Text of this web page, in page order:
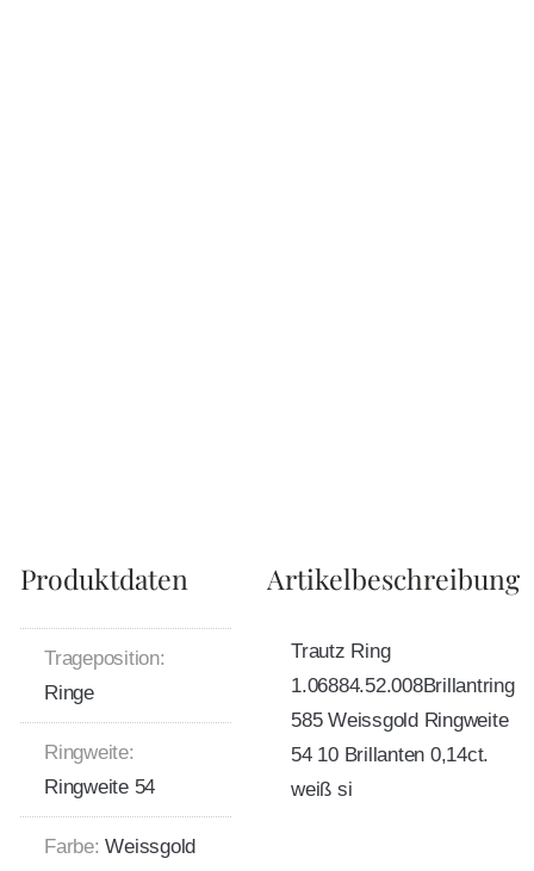
Produktdaten
Trageposition:
Ringe
Ringweite:
Ringweite 54
Farbe: Weissgold
Artikelbeschreibung
Trautz Ring
1.06884.52.008Brillantring
585 Weissgold Ringweite
54 10 Brillanten 0,14ct.
weiß si